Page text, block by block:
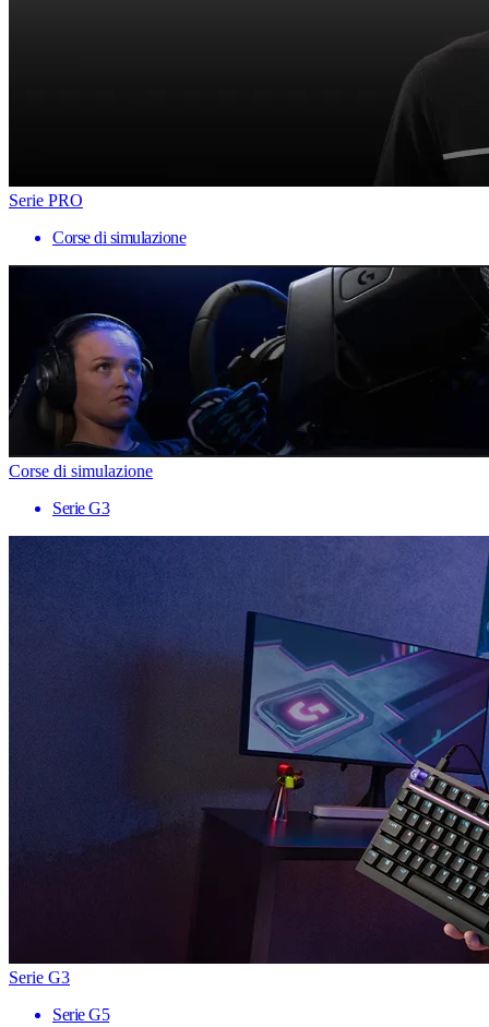
Serie PRO
Corse di simulazione
Corse di simulazione
Serie G3
Serie G3
Serie G5